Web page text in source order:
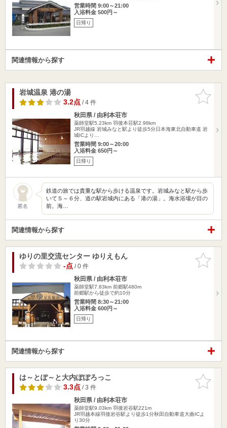
営業時間 9:00～21:00
入浴料金 500円～
日帰り
関連情報から探す
お気に入
りに追加
岩城温泉 港の湯
3.2点/ 4 件
秋田県 / 由利本荘市
薬師堂駅5.23km 羽後本荘駅2.98km
JR羽越線 岩城みなと駅より徒歩5分日本海東北自動車道 岩
城ICより…
営業時間 9:00～20:00
入浴料金 650円～
日帰り
匿名
鉄道の旅では貴重な駅から歩ける温泉です。岩城みなと駅から歩
いて５～６分、道の駅岩城内にある「港の湯」。海水浴場が目の
前。海…
関連情報から探す
お気に入
りに追加
ゆりの里交流センター ゆりえもん
-点/ 0 件
秋田県 / 由利本荘市
薬師堂駅7.83km 前郷駅480m
前郷駅から徒歩で約10分
営業時間 8:30～21:00
入浴料金 600円～
日帰り
関連情報から探す
お気に入
りに追加
は～とぽ～と大内ぽぽろっこ
3.3点/ 3 件
秋田県 / 由利本荘市
薬師堂駅9.03km 羽後岩谷駅221m
JR羽越本線羽後岩谷駅より徒歩1分秋田自動車道大曲ICよ
り30分